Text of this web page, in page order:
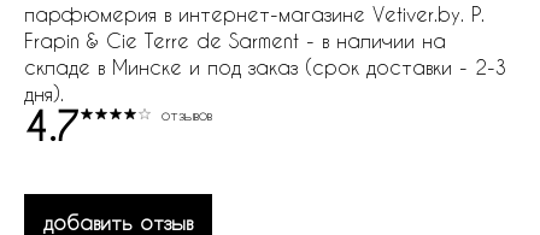
парфюмерия в интернет-магазине Vetiver.by. P.
Frapin & Cie Terre de Sarment - в наличии на
складе в Минске и под заказ (срок доставки - 2-3
дня).
4.7 отзывов
добавить отзыв